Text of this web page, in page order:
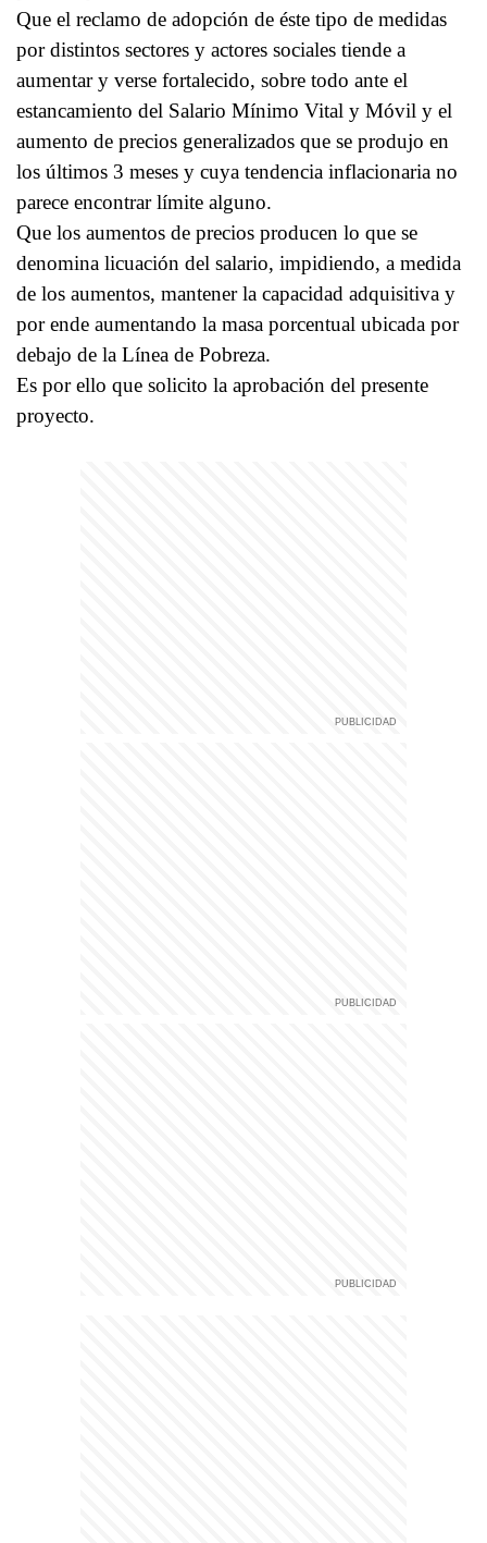
Que el reclamo de adopción de éste tipo de medidas
por distintos sectores y actores sociales tiende a
aumentar y verse fortalecido, sobre todo ante el
estancamiento del Salario Mínimo Vital y Móvil y el
aumento de precios generalizados que se produjo en
los últimos 3 meses y cuya tendencia inflacionaria no
parece encontrar límite alguno.
Que los aumentos de precios producen lo que se
denomina licuación del salario, impidiendo, a medida
de los aumentos, mantener la capacidad adquisitiva y
por ende aumentando la masa porcentual ubicada por
debajo de la Línea de Pobreza.
Es por ello que solicito la aprobación del presente
proyecto.